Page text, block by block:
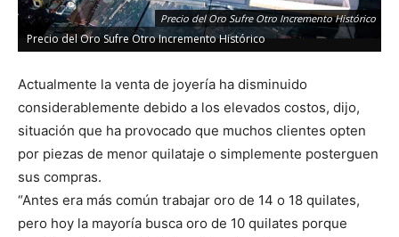
Precio del Oro Sufre Otro Incremento Histórico
Precio del Oro Sufre Otro Incremento Histórico
Actualmente la venta de joyería ha disminuido
considerablemente debido a los elevados costos, dijo,
situación que ha provocado que muchos clientes opten
por piezas de menor quilataje o simplemente posterguen
sus compras.
“Antes era más común trabajar oro de 14 o 18 quilates,
pero hoy la mayoría busca oro de 10 quilates porque